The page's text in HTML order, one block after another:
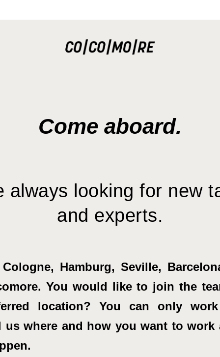
Come aboard.
always looking for new
and experts.
Hamburg, Seville,
You would like to join the
location? You can only
us where and how you want to work